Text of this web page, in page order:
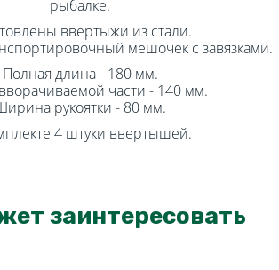
рыбалке.
ввертыжи из стали.
мешочек с завязками.
Полная длина - 180 мм.
части - 140 мм.
рукоятки - 80 мм.
4 штуки ввертышей.
заинтересовать